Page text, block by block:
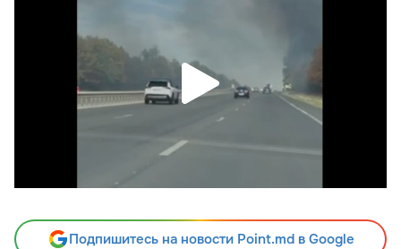
Подпишитесь на новости Point.md в Google